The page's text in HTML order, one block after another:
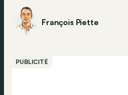
François Piette
PUBLICITÉ